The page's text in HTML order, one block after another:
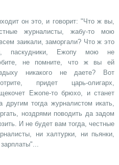
он это, и говорит: "Что ж вы,
журналисты, жабу-то мою
заикали, заморгали? Что ж это
паскудники, Ежопу мою не
не помните, что ж вы ей
никакого не даете? Вот
придет царь-олигарх,
Ежопе-то брюхо, и станет
другим тогда журналистом икать,
ноздрями поводить да задом
И не будет вам тогда, честные
ни халтурки, ни пьянки,
зарплаты"...